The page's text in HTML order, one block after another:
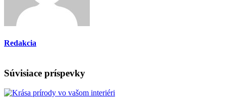
Redakcia
Súvisiace príspevky